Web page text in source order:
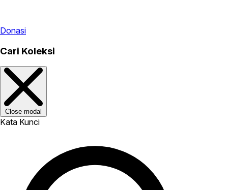
Donasi
Cari Koleksi
Close modal
Kata Kunci